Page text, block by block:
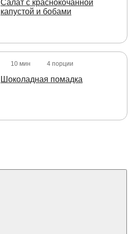
Салат с краснокочанной
капустой и бобами
10 мин 4 порции
Шоколадная помадка